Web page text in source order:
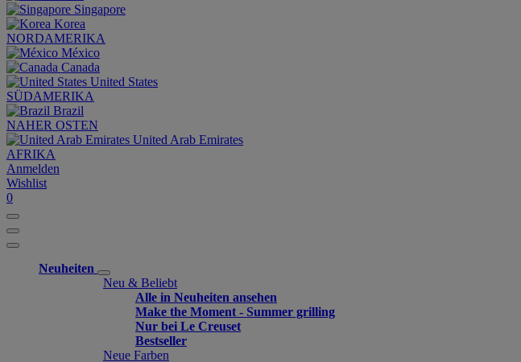
Singapore
Korea
NORDAMERIKA
México
Canada
United States
SÜDAMERIKA
Brazil
NAHER OSTEN
United Arab Emirates
AFRIKA
Anmelden
Wishlist
0
Neuheiten
Neu & Beliebt
Alle in Neuheiten ansehen
Make the Moment - Summer grilling
Nur bei Le Creuset
Bestseller
Neue Farben